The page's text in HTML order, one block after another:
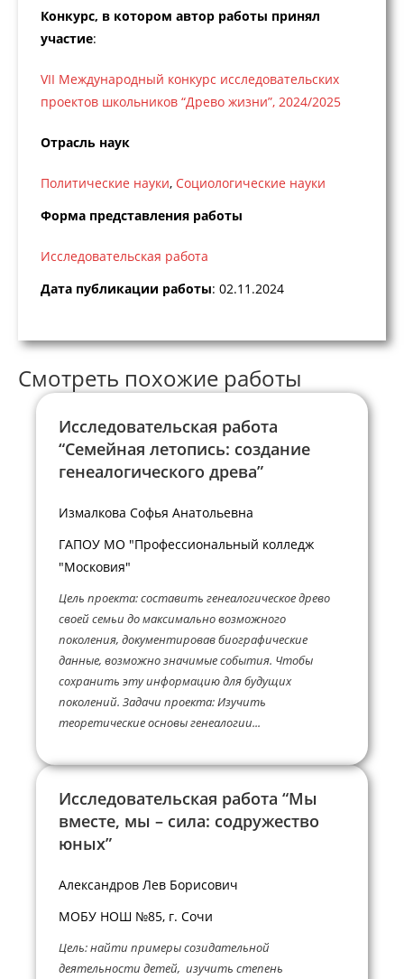
Конкурс, в котором автор работы принял
участие:
VII Международный конкурс исследовательских
проектов школьников “Древо жизни”, 2024/2025
Отрасль наук
Политические науки, Социологические науки
Форма представления работы
Исследовательская работа
Дата публикации работы: 02.11.2024
Смотреть похожие работы
Исследовательская работа
“Семейная летопись: создание
генеалогического древа”
Измалкова Софья Анатольевна
ГАПОУ МО "Профессиональный колледж
"Московия"
Цель проекта: составить генеалогическое древо
своей семьи до максимально возможного
поколения, документировав биографические
данные, возможно значимые события. Чтобы
сохранить эту информацию для будущих
поколений. Задачи проекта: Изучить
теоретические основы генеалогии...
Исследовательская работа “Мы
вместе, мы – сила: содружество
юных”
Александров Лев Борисович
МОБУ НОШ №85, г. Сочи
Цель: найти примеры созидательной
деятельности детей, изучить степень